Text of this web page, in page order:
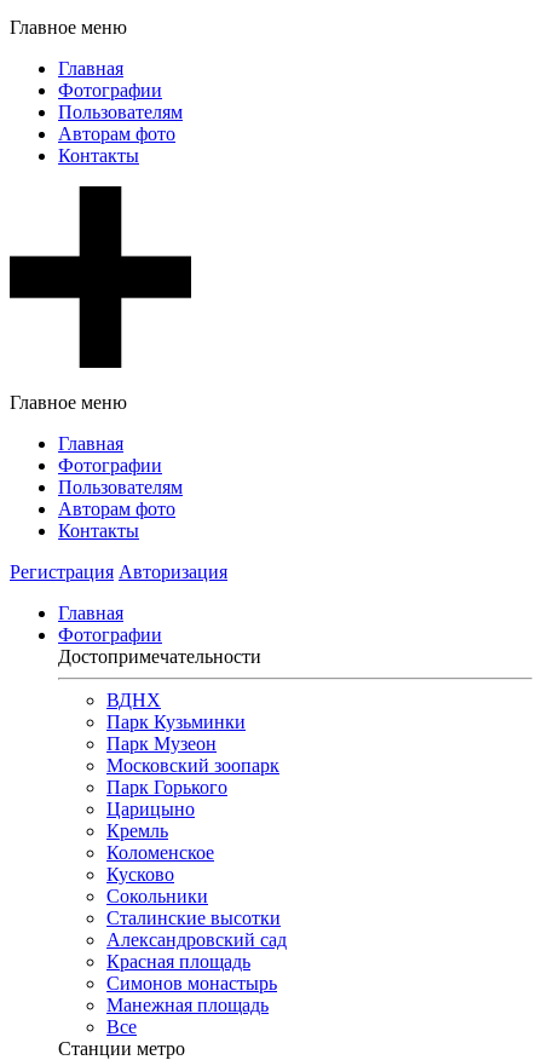
Главное меню
Главная
Фотографии
Пользователям
Авторам фото
Контакты
Главное меню
Главная
Фотографии
Пользователям
Авторам фото
Контакты
Регистрация Авторизация
Главная
Фотографии
Достопримечательности
ВДНХ
Парк Кузьминки
Парк Музеон
Московский зоопарк
Парк Горького
Царицыно
Кремль
Коломенское
Кусково
Сокольники
Сталинские высотки
Александровский сад
Красная площадь
Симонов монастырь
Манежная площадь
Все
Станции метро